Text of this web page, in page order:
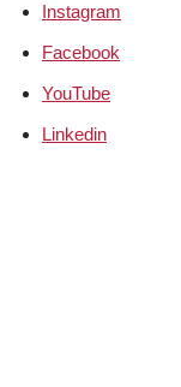
Instagram
Facebook
YouTube
Linkedin